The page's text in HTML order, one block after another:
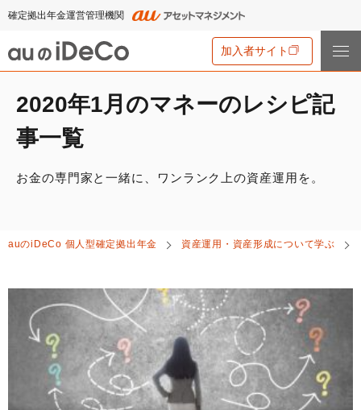
確定拠出年金運営管理機関
加入者サイト
iDeCoのメリットと留意点
iDeCoの加入条件
iDeCoとNISAの違い、併用がオススメな理由とは？
2024年12月制度改正のポイント
auのiDeCoについて
auのiDeCo の新規加入方法
企業型確定拠出年金加入者の転職・退職時の移換手続き
年単位拠出(掛金の納付月と金額を指定)について
お申込書類の書き方と記入例
加入者サイトの使い方ガイド
マネーのレシピ
用語集
特集一覧
手数料・商品
手数料について
運用商品一覧
2020年1月のマネーのレシピ記
事一覧
お金の専門家と一緒に、ワンランク上の資産運用を。
auのiDeCo 個人型確定拠出年金 資産運用・資産形成について学ぶ